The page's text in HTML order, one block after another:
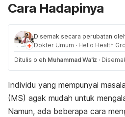
Cara Hadapinya
Disemak secara perubatan
Dokter Umum · Hello Health
Ditulis oleh Muhammad Wa'iz ·
Individu yang mempunyai
(MS) agak mudah untuk
Namun, ada beberapa cara